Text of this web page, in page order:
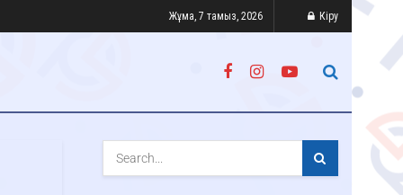
Жұма, 7 тамыз, 2026 Кіру